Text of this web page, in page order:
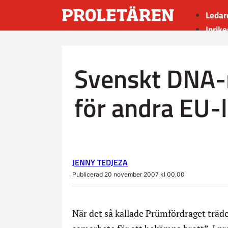
Sport
Svenskt
för andra
JENNY TEDJEZA
Publicerad 20 november 2007 kl 00.00
När det så kallade Prümfördraget